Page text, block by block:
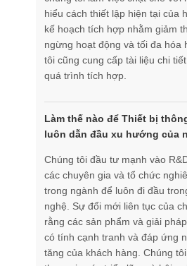
hiểu cách thiết lập hiện tại của
kế hoạch tích hợp nhằm giảm
ngừng hoạt động và tối đa hóa
tôi cũng cung cấp tài liệu chi
quá trình tích hợp.
Làm thế nào để Thiết bị
luôn dẫn đầu xu hướng của
Chúng tôi đầu tư mạnh vào
các chuyên gia và tổ chức
trong ngành để luôn đi đầu
nghệ. Sự đổi mới liên tục của
rằng các sản phẩm và giải
có tính cạnh tranh và đáp ứng
tăng của khách hàng. Chúng